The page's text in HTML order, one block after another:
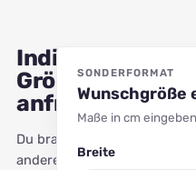
Individuelle
Größe
anfragen
Du brauchst ein
anderes Format?
SONDERFORMAT
Wunschgröße
Maße in cm
Breitein